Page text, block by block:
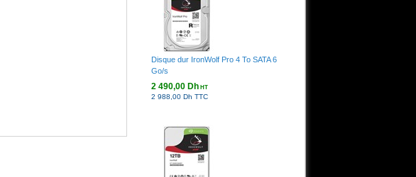
Disque dur IronWolf Pro 4 To SATA 6
Go/s
2 490,00 DhHT
2 988,00 Dh TTC